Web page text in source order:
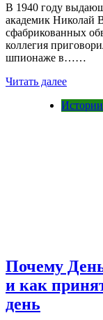
В 1940 году
академик Николай
сфабрикованных
коллегия
шпионаже в……
Читать далее
Истории
Почему
и как
день